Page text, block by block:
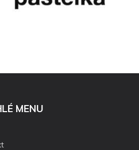
MENU